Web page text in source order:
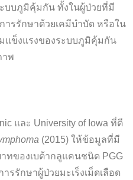
บบภูมิคุ้มกัน ทั้งในผู้ป่วยที่มี
รรักษาด้วยเคมีบำบัด หรือใน
แข็งแรงของระบบภูมิคุ้มกัน
าพ
และ University of Iowa ที่ตี
(2015) ให้ข้อมูลที่มี
ทของเบต้ากลูแคนชนิด PGG
รรักษาผู้ป่วยมะเร็งเม็ดเลือด